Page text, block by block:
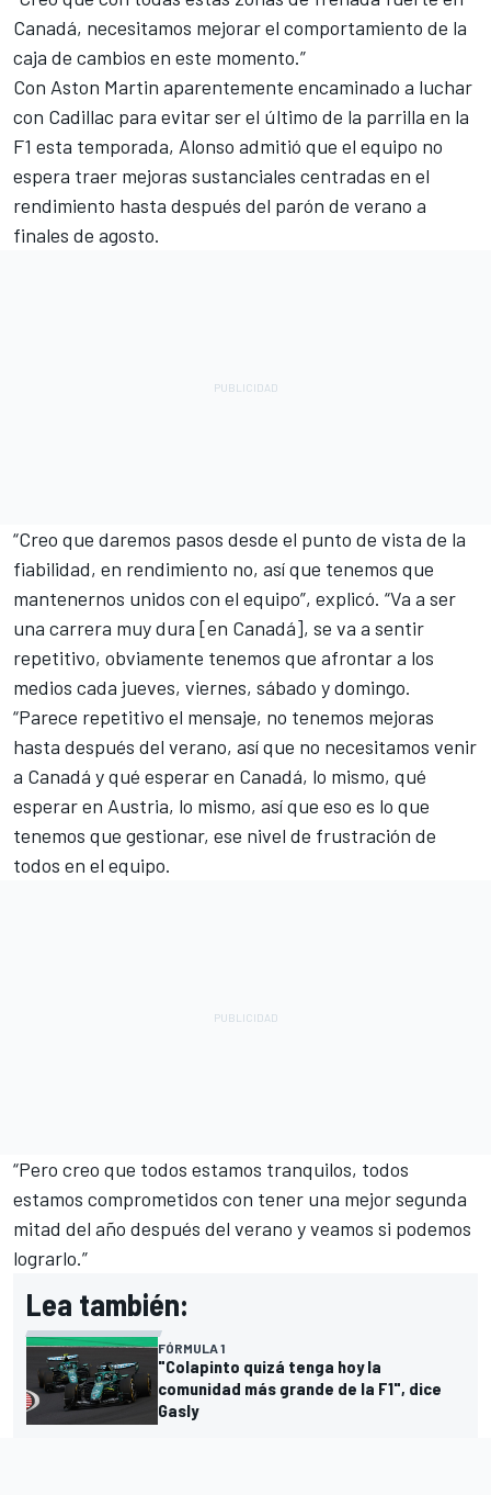
Canadá, necesitamos mejorar el comportamiento de la
caja de cambios en este momento.”
Con Aston Martin aparentemente encaminado a luchar
con Cadillac para evitar ser el último de la parrilla en la
F1 esta temporada, Alonso admitió que el equipo no
espera traer mejoras sustanciales centradas en el
rendimiento hasta después del parón de verano a
finales de agosto.
“Creo que daremos pasos desde el punto de vista de la
fiabilidad, en rendimiento no, así que tenemos que
mantenernos unidos con el equipo”, explicó. “Va a ser
una carrera muy dura [en Canadá], se va a sentir
repetitivo, obviamente tenemos que afrontar a los
medios cada jueves, viernes, sábado y domingo.
“Parece repetitivo el mensaje, no tenemos mejoras
hasta después del verano, así que no necesitamos venir
a Canadá y qué esperar en Canadá, lo mismo, qué
esperar en Austria, lo mismo, así que eso es lo que
tenemos que gestionar, ese nivel de frustración de
todos en el equipo.
“Pero creo que todos estamos tranquilos, todos
estamos comprometidos con tener una mejor segunda
mitad del año después del verano y veamos si podemos
lograrlo.”
Lea también:
FÓRMULA 1
"Colapinto quizá tenga hoy la
comunidad más grande de la F1", dice
Gasly